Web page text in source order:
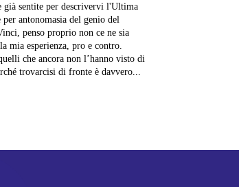
sentite per descrivervi l'Ultima
antonomasia del genio del
penso proprio non ce ne sia
mia esperienza, pro e contro.
che ancora non l’hanno visto di
trovarcisi di fronte è davvero...